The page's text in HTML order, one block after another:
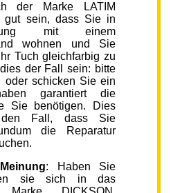
der Marke LATIM
gut sein, dass Sie in
mit einem
wohnen und Sie
Tuch gleichfarbig zu
der Fall sein: bitte
oder schicken Sie ein
garantiert die
Sie benötigen. Dies
Fall, dass Sie
die Reparatur
: Haben Sie
sie sich in das